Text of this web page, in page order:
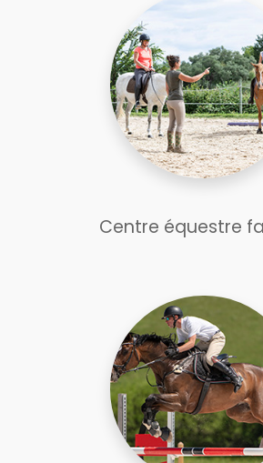
Centre équestre